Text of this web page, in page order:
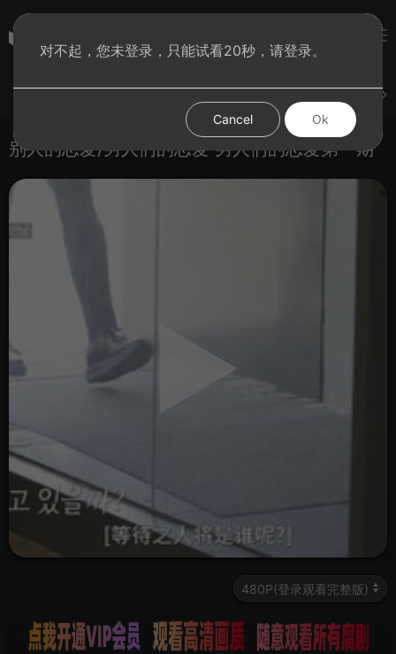
别人的恋爱/男人们的恋爱 男人们的恋爱第一期
对不起，您未登录，只能试看20秒，请登录。
Cancel Ok